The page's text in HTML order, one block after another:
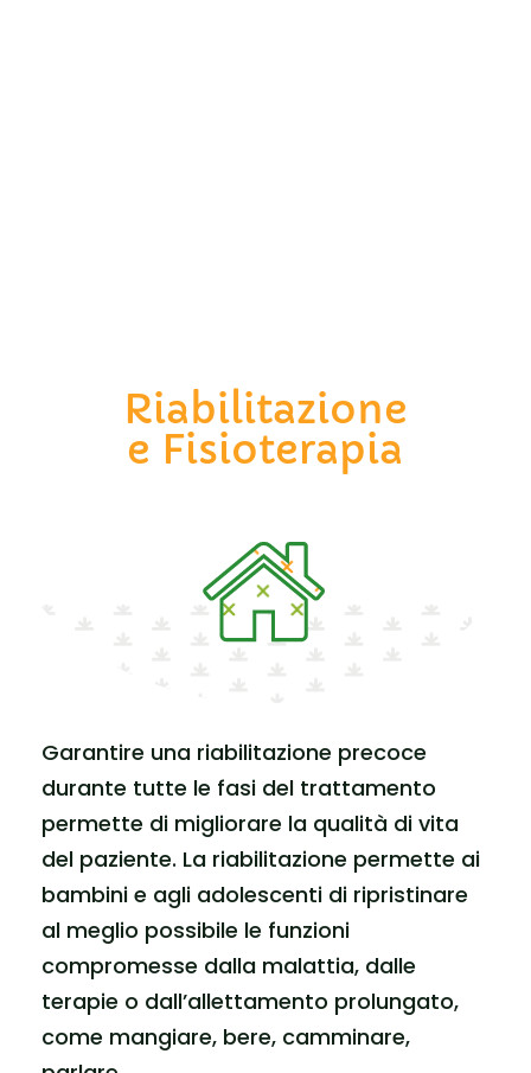
Riabilitazione
e Fisioterapia
Garantire una riabilitazione precoce
durante tutte le fasi del trattamento
permette di migliorare la qualità di vita
del paziente. La riabilitazione permette ai
bambini e agli adolescenti di ripristinare
al meglio possibile le funzioni
compromesse dalla malattia, dalle
terapie o dall’allettamento prolungato,
come mangiare, bere, camminare,